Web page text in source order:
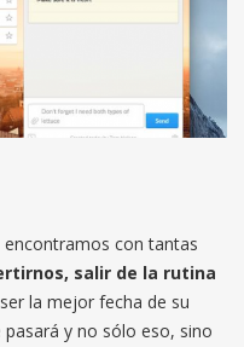
encontramos con tantas
salir de la rutina
la mejor fecha de su
y no sólo eso, sino